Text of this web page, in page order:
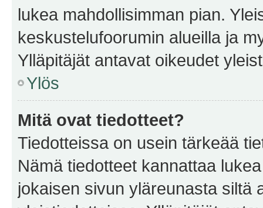
lukea mahdollisimman pian.
keskustelufoorumin alueilla ja
Ylläpitäjät antavat oikeudet
Ylös
Mitä ovat tiedotteet?
Tiedotteissa on usein tärkeää
Nämä tiedotteet kannattaa
jokaisen sivun yläreunasta siltä